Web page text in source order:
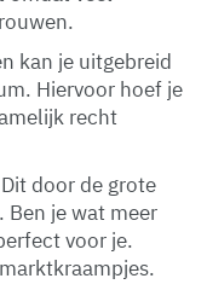
kan je uitgebreid
Hiervoor hoef je
recht
door de grote
Ben je wat meer
voor je.